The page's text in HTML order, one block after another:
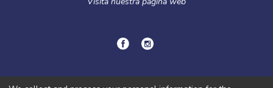
© Copyright2024.Política de privacidad.